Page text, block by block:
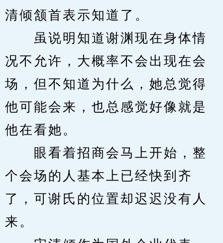
清倾颔首表示知道了。
虽说明知道谢渊现在身体情
况不允许，大概率不会出现在会
场，但不知道为什么，她总觉得
他可能会来，也总感觉好像就是
他在看她。
眼看着招商会马上开始，整
个会场的人基本上已经快到齐
了，可谢氏的位置却迟迟没有人
来。